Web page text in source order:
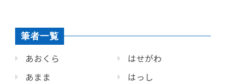
筆者一覧
あおくら
あまま
はせがわ
はっし